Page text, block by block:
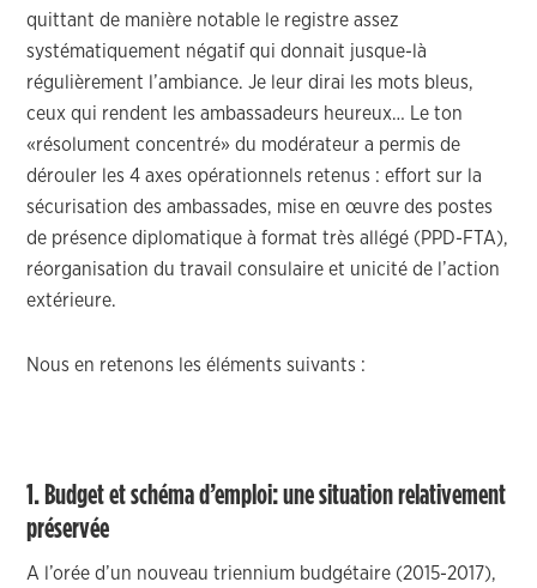
quittant de manière notable le registre assez
systématiquement négatif qui donnait jusque-là
régulièrement l’ambiance. Je leur dirai les mots bleus,
ceux qui rendent les ambassadeurs heureux… Le ton
«résolument concentré» du modérateur a permis de
dérouler les 4 axes opérationnels retenus : effort sur la
sécurisation des ambassades, mise en œuvre des postes
de présence diplomatique à format très allégé (PPD-FTA),
réorganisation du travail consulaire et unicité de l’action
extérieure.
Nous en retenons les éléments suivants :
1. Budget et schéma d’emploi: une situation relativement
préservée
A l’orée d’un nouveau triennium budgétaire (2015-2017),